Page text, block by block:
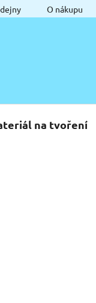
O nákupu
na tvoření